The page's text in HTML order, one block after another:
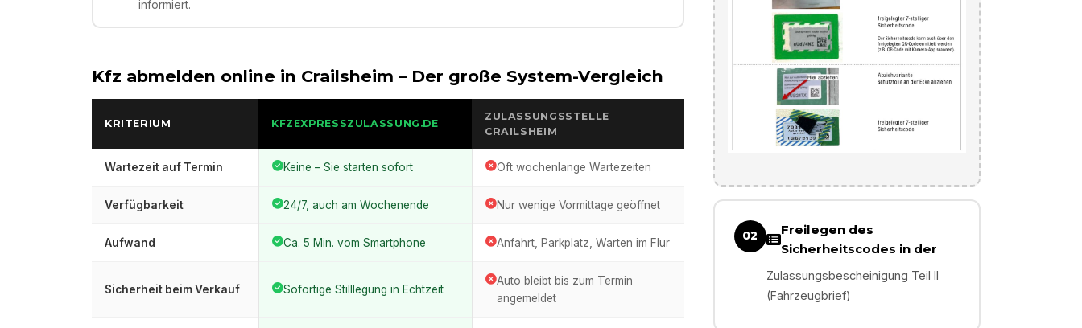
informiert.
Kfz abmelden online in Crailsheim – Der große System-Vergleich
KRITERIUM KFZEXPRESSZULASSUNG.DE
ZULASSUNGSSTELLE
CRAILSHEIM
Wartezeit auf Termin Keine – Sie starten sofort Oft wochenlange Wartezeiten
Verfügbarkeit 24/7, auch am Wochenende Nur wenige Vormittage geöffnet
Aufwand Ca. 5 Min. vom Smartphone Anfahrt, Parkplatz, Warten im Flur
Sicherheit beim Verkauf Sofortige Stilllegung in Echtzeit
Auto bleibt bis zum Termin
angemeldet
02
Freilegen des
Sicherheitscodes in der
Zulassungsbescheinigung Teil II
(Fahrzeugbrief)